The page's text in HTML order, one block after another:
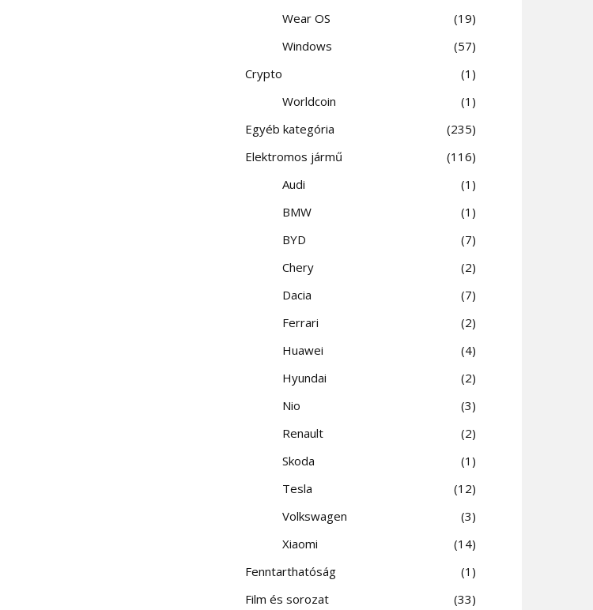
Wear OS
19
Windows
57
Crypto
1
Worldcoin
1
Egyéb kategória
235
Elektromos jármű
116
Audi
1
BMW
1
BYD
7
Chery
2
Dacia
7
Ferrari
2
Huawei
4
Hyundai
2
Nio
3
Renault
2
Skoda
1
Tesla
12
Volkswagen
3
Xiaomi
14
Fenntarthatóság
1
Film és sorozat
33